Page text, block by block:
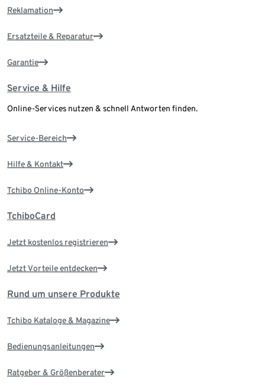
Reklamation
Ersatzteile & Reparatur
Garantie
Service & Hilfe
Online-Services nutzen & schnell Antworten finden.
Service-Bereich
Hilfe & Kontakt
Tchibo Online-Konto
TchiboCard
Jetzt kostenlos registrieren
Jetzt Vorteile entdecken
Rund um unsere Produkte
Tchibo Kataloge & Magazine
Bedienungsanleitungen
Ratgeber & Größenberater